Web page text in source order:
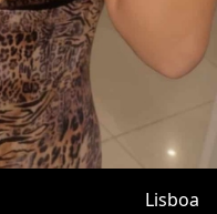
Lisboa